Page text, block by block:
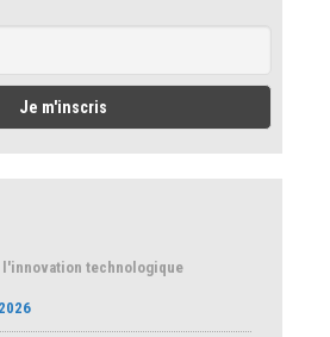
technologique